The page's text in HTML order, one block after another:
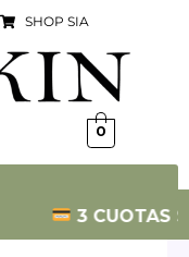
SHOP SIA
0
3 CUOTAS SIN